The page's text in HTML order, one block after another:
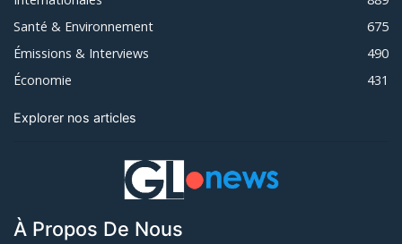
Santé & Environnement
675
Émissions & Interviews
490
Économie
431
Explorer nos articles
À Propos De Nous